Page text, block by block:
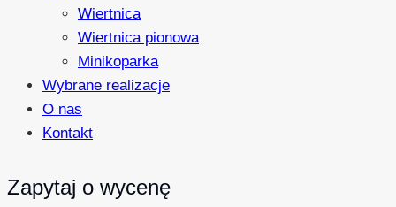
Wiertnica
Wiertnica pionowa
Minikoparka
Wybrane realizacje
O nas
Kontakt
Zapytaj o wycenę